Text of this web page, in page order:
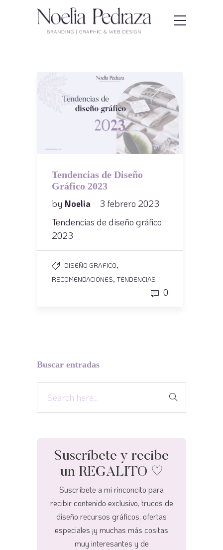
Tendencias de Diseño
Gráfico 2023
by Noelia
3 febrero 2023
Tendencias de diseño gráfico
2023
DISEÑO GRAFICO,
RECOMENDACIONES, TENDENCIAS
0
Buscar entradas
Suscríbete y recibe
un REGALITO ♡
Suscríbete a mi rinconcito para
recibir contenido exclusivo, trucos de
diseño recursos gráficos, ofertas
especiales ¡y muchas más cositas
muy interesantes y de